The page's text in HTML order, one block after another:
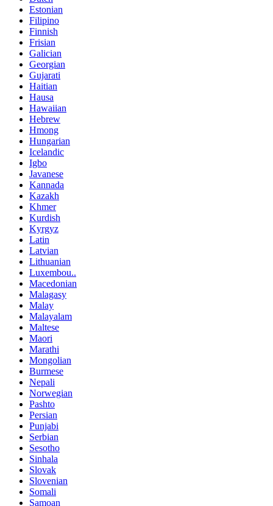
Estonian
Filipino
Finnish
Frisian
Galician
Georgian
Gujarati
Haitian
Hausa
Hawaiian
Hebrew
Hmong
Hungarian
Icelandic
Igbo
Javanese
Kannada
Kazakh
Khmer
Kurdish
Kyrgyz
Latin
Latvian
Lithuanian
Luxembou..
Macedonian
Malagasy
Malay
Malayalam
Maltese
Maori
Marathi
Mongolian
Burmese
Nepali
Norwegian
Pashto
Persian
Punjabi
Serbian
Sesotho
Sinhala
Slovak
Slovenian
Somali
Samoan